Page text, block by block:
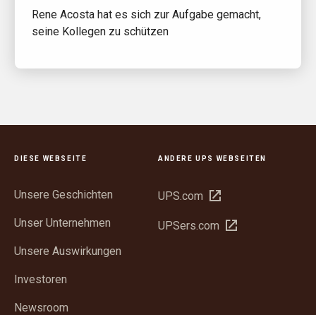
Rene Acosta hat es sich zur Aufgabe gemacht,
seine Kollegen zu schützen
DIESE WEBSEITE
Unsere Geschichten
Unser Unternehmen
Unsere Auswirkungen
Investoren
Newsroom
ANDERE UPS WEBSEITEN
UPS.com In
Fenster
UPSers.com In